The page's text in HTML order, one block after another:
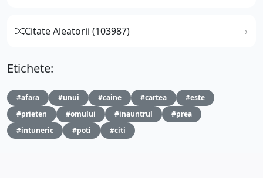
Citate Aleatorii (103987)
Etichete:
#afara #unui #caine #cartea
#este
#prieten
#omului #inauntrul
#prea
#intuneric
#poti #citi